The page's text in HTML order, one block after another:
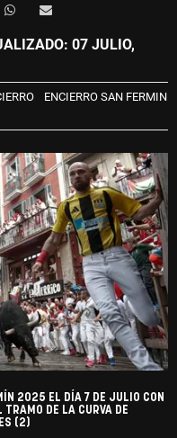
07 JULIO,
ENCIERRO SAN FERMIN
2025 EL DÍA 7 DE JULIO CON
TRAMO DE LA CURVA DE
(2)